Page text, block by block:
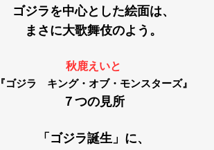
ゴジラを中心とした絵面は、
まさに大歌舞伎のよう。
秋鹿えいと
『ゴジラ キング・オブ・モンスターズ』
７つの見所
「ゴジラ誕生」に、